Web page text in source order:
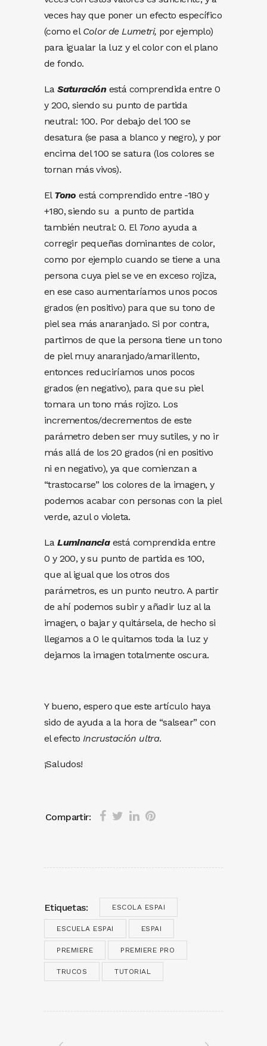
veces hay que poner un efecto específico
(como el Color de Lumetri, por ejemplo)
para igualar la luz y el color con el plano
de fondo.
LaSaturaciónestá comprendida entre 0
y 200, siendo su punto de partida
neutral: 100. Por debajo del 100 se
desatura (se pasa a blanco y negro), y por
encima del 100 se satura (los colores se
tornan más vivos).
El Tono está comprendido entre -180 y
+180, siendo su a punto de partida
también neutral: 0. El Tono ayuda a
corregir pequeñas dominantes de color,
como por ejemplo cuando se tiene a una
persona cuya piel se ve en exceso rojiza,
en ese caso aumentaríamos unos pocos
grados (en positivo) para que su tono de
piel sea más anaranjado. Si por contra,
partimos de que la persona tiene un tono
de piel muy anaranjado/amarillento,
entonces reduciríamos unos pocos
grados (en negativo), para que su piel
tomara un tono más rojizo. Los
incrementos/decrementos de este
parámetro deben ser muy sutiles, y no ir
más allá de los 20 grados (ni en positivo
ni en negativo), ya que comienzan a
“trastocarse” los colores de la imagen, y
podemos acabar con personas con la piel
verde, azul o violeta.
LaLuminanciaestá comprendida entre
0 y 200, y su punto de partida es 100,
que al igual que los otros dos
parámetros, es un punto neutro. A partir
de ahí podemos subir y añadir luz al la
imagen, o bajar y quitársela, de hecho si
llegamos a 0 le quitamos toda la luz y
dejamos la imagen totalmente oscura.
Y bueno, espero que este artículo haya
sido de ayuda a la hora de “salsear” con
el efecto Incrustación ultra.
¡Saludos!
Compartir:
Etiquetas: ESCOLA ESPAI
ESCUELA ESPAI ESPAI
PREMIERE PREMIERE PRO
TRUCOS TUTORIAL